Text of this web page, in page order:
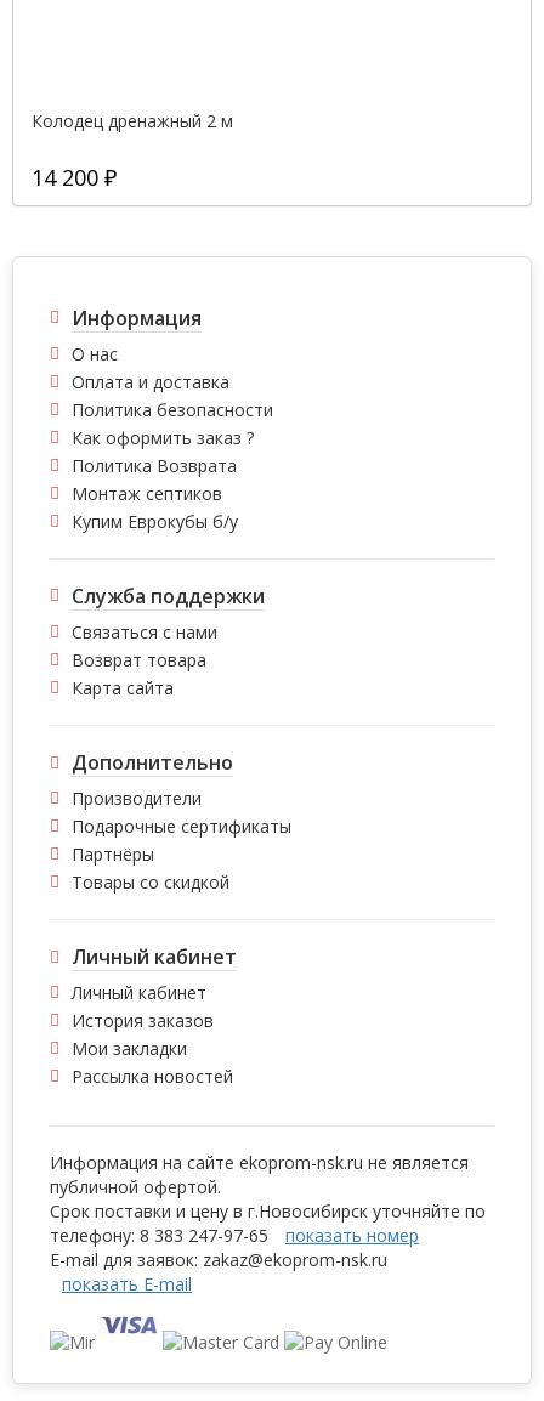
Колодец дренажный 2 м
14 200 ₽
Информация
О нас
Оплата и доставка
Политика безопасности
Как оформить заказ ?
Политика Возврата
Монтаж септиков
Купим Еврокубы б/у
Служба поддержки
Связаться с нами
Возврат товара
Карта сайта
Дополнительно
Производители
Подарочные сертификаты
Партнёры
Товары со скидкой
Личный кабинет
Личный кабинет
История заказов
Мои закладки
Рассылка новостей
Информация на сайте ekoprom-nsk.ru не является
публичной офертой.
Срок поставки и цену в г.Новосибирск уточняйте по
телефону: 8 383 247-97-65
показать номер
E-mail для заявок: zakaz@ekoprom-nsk.ru
показать E-mail